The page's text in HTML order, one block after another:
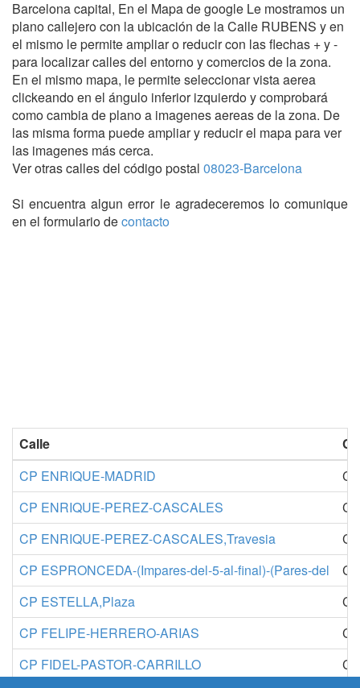
Barcelona capital, En el Mapa de google Le mostramos un
plano callejero con la ubicación de la Calle RUBENS y en
el mismo le permite ampliar o reducir con las flechas + y -
para localizar calles del entorno y comercios de la zona.
En el mismo mapa, le permite seleccionar vista aerea
clickeando en el ángulo inferior izquierdo y comprobará
como cambia de plano a imagenes aereas de la zona. De
las misma forma puede ampliar y reducir el mapa para ver
las imagenes más cerca.
Ver otras calles del código postal 08023-Barcelona
Si encuentra algun error le agradeceremos lo comunique
en el formulario decontacto
Calle
CP ENRIQUE-MADRID
CP ENRIQUE-PEREZ-CASCALES
CP ENRIQUE-PEREZ-CASCALES,Travesia
CP ESPRONCEDA-(Impares-del-5-al-final)-(Pares-del
CP ESTELLA,Plaza
CP FELIPE-HERRERO-ARIAS
CP FIDEL-PASTOR-CARRILLO